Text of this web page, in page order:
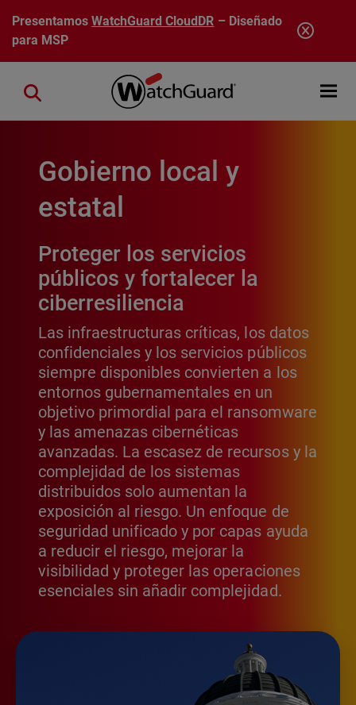
Pasar al contenido principal
PresentamosWatchGuard CloudDR – Diseñado
para MSP
Open
Close search
Gobierno local y
estatal
Proteger los servicios
públicos y fortalecer la
ciberresiliencia
Las infraestructuras críticas, los datos
confidenciales y los servicios públicos
siempre disponibles convierten a los
entornos gubernamentales en un
objetivo primordial para el ransomware
y las amenazas cibernéticas
avanzadas. La escasez de recursos y la
complejidad de los sistemas
distribuidos solo aumentan la
exposición al riesgo. Un enfoque de
seguridad unificado y por capas ayuda
a reducir el riesgo, mejorar la
visibilidad y proteger las operaciones
esenciales sin añadir complejidad.